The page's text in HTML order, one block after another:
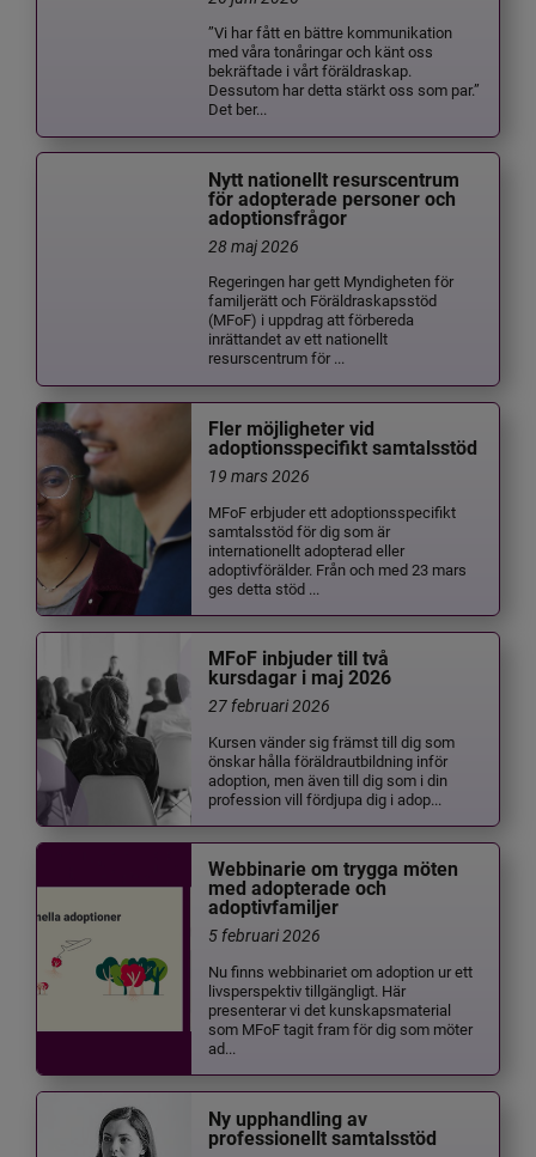
”Vi har fått en bättre kommunikation
med våra tonåringar och känt oss
bekräftade i vårt föräldraskap.
Dessutom har detta stärkt oss som par.”
Det ber...
Nytt nationellt resurscentrum
för adopterade personer och
adoptionsfrågor
28 maj 2026
Regeringen har gett Myndigheten för
familjerätt och Föräldraskapsstöd
(MFoF) i uppdrag att förbereda
inrättandet av ett nationellt
resurscentrum för ...
Fler möjligheter vid
adoptionsspecifikt samtalsstöd
19 mars 2026
MFoF erbjuder ett adoptionsspecifikt
samtalsstöd för dig som är
internationellt adopterad eller
adoptivförälder. Från och med 23 mars
ges detta stöd ...
MFoF inbjuder till två
kursdagar i maj 2026
27 februari 2026
Kursen vänder sig främst till dig som
önskar hålla föräldrautbildning inför
adoption, men även till dig som i din
profession vill fördjupa dig i adop...
Webbinarie om trygga möten
med adopterade och
adoptivfamiljer
5 februari 2026
Nu finns webbinariet om adoption ur ett
livsperspektiv tillgängligt. Här
presenterar vi det kunskapsmaterial
som MFoF tagit fram för dig som möter
ad...
Ny upphandling av
professionellt samtalsstöd